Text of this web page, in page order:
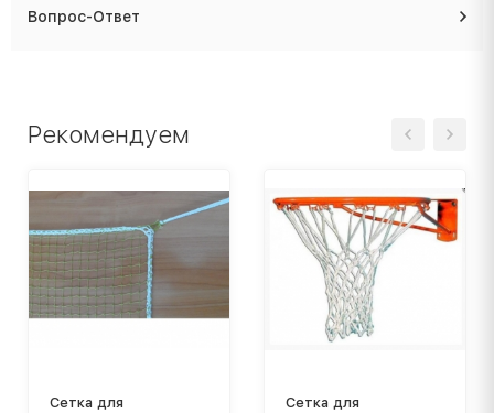
Вопрос-Ответ
Рекомендуем
Cетка для
Сетка для